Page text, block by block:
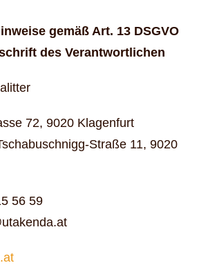
gemäß Art. 13 DSGVO
des Verantwortlichen
72, 9020 Klagenfurt
Straße 11, 9020
56 59